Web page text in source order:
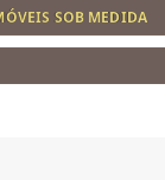
SOB MEDIDA